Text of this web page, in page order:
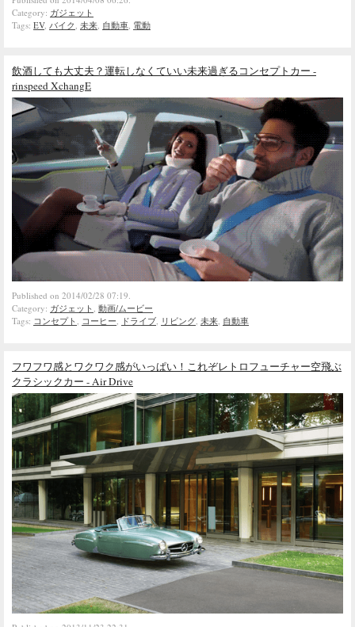
Category: ガジェット
Tags: EV, バイク, 未来, 自動車, 電動
飲酒しても大丈夫？運転しなくていい未来過ぎるコンセプトカー -
rinspeed XchangE
Published on 2014/02/28 07:19.
Category: ガジェット, 動画/ムービー
Tags: コンセプト, コーヒー, ドライブ, リビング, 未来, 自動車
フワフワ感とワクワク感がいっぱい！これぞレトロフューチャー空飛ぶ
クラシックカー - Air Drive